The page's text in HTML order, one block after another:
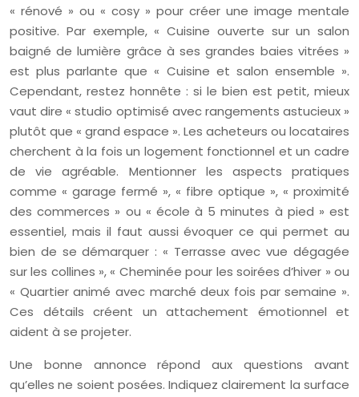
« rénové » ou « cosy » pour créer une image mentale
positive. Par exemple, « Cuisine ouverte sur un salon
baigné de lumière grâce à ses grandes baies vitrées »
est plus parlante que « Cuisine et salon ensemble ».
Cependant, restez honnête : si le bien est petit, mieux
vaut dire « studio optimisé avec rangements astucieux »
plutôt que « grand espace ». Les acheteurs ou locataires
cherchent à la fois un logement fonctionnel et un cadre
de vie agréable. Mentionner les aspects pratiques
comme « garage fermé », « fibre optique », « proximité
des commerces » ou « école à 5 minutes à pied » est
essentiel, mais il faut aussi évoquer ce qui permet au
bien de se démarquer : « Terrasse avec vue dégagée
sur les collines », « Cheminée pour les soirées d’hiver » ou
« Quartier animé avec marché deux fois par semaine ».
Ces détails créent un attachement émotionnel et
aident à se projeter.
Une bonne annonce répond aux questions avant
qu’elles ne soient posées. Indiquez clairement la surface